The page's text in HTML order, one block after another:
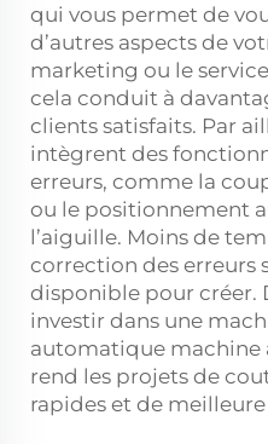
qui vous permet de
d’autres aspects de
marketing ou le
cela conduit à
clients satisfaits. Par
intègrent des
erreurs, comme la
ou le positionnement
l’aiguille. Moins de
correction des erreurs
disponible pour créer.
investir dans une
automatique machine
rend les projets de
rapides et de